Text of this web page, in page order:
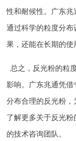
性和耐候性。广东兆
通过科学的粒度分
果，还能在长期的使
总之，反光粉的粒
影响。广东兆通凭
分布合理的反光粉
了解更多关于反光
的技术咨询团队。